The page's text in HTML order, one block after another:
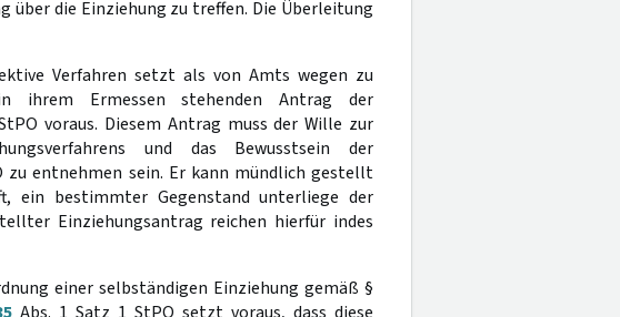
über die Einziehung zu treffen. Die Überleitung
Verfahren setzt als von Amts wegen zu
ihrem Ermessen stehenden Antrag der
voraus. Diesem Antrag muss der Wille zur
und das Bewusstsein der
zu entnehmen sein. Er kann mündlich gestellt
ein bestimmter Gegenstand unterliege der
Einziehungsantrag reichen hierfür indes
einer selbständigen Einziehung gemäß §
Abs. 1 Satz 1 StPO setzt voraus, dass diese